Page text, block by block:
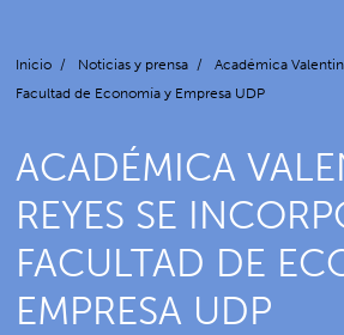
Inicio / Noticias y prensa /
Académica
Facultad de Economía y Empresa UDP
ACADÉMICA
REYES SE
FACULTAD DE
EMPRESA UDP